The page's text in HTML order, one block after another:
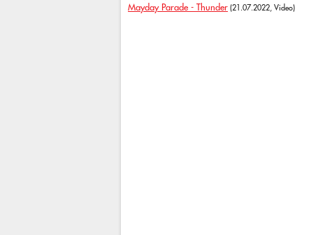
Mayday Parade - Thunder (21.07.2022, Video)